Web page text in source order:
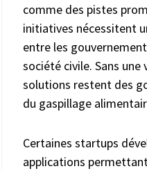
comme des pistes
initiatives nécessitent
entre les
société civile. Sans
solutions restent des
du gaspillage
Certaines startups
applications